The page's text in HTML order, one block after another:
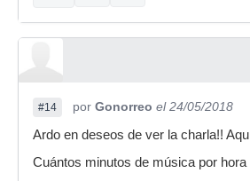
#14 por Gonorreo el 24/05/2018
Ardo en deseos de ver la charla!!
Cuántos minutos de música por hora